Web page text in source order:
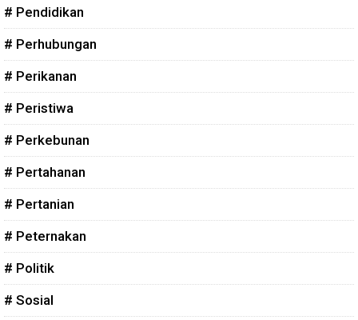
# Pendidikan
# Perhubungan
# Perikanan
# Peristiwa
# Perkebunan
# Pertahanan
# Pertanian
# Peternakan
# Politik
# Sosial